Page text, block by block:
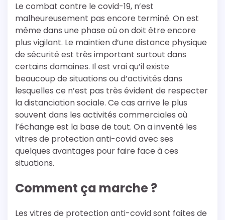
Le combat contre le covid-19, n’est
malheureusement pas encore terminé. On est
même dans une phase où on doit être encore
plus vigilant. Le maintien d’une distance physique
de sécurité est très important surtout dans
certains domaines. Il est vrai qu’il existe
beaucoup de situations ou d’activités dans
lesquelles ce n’est pas très évident de respecter
la distanciation sociale. Ce cas arrive le plus
souvent dans les activités commerciales où
l’échange est la base de tout. On a inventé les
vitres de protection anti-covid avec ses
quelques avantages pour faire face à ces
situations.
Comment ça marche ?
Les vitres de protection anti-covid sont faites de